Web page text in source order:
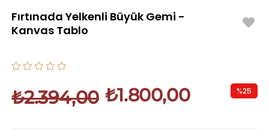
Fırtınada Yelkenli Büyük Gemi -
Kanvas Tablo
₺2.394,00 ₺1.800,00 %25